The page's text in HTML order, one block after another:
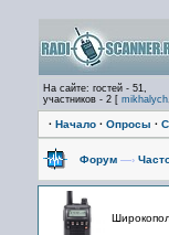
На сайте: гостей - 51,
участников - 2 [ mikhalych,
· Начало · Опросы ·
Форум —›